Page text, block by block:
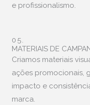
e profissionalismo.
05.
MATERIAIS DE
Criamos materiais
ações promocionais,
impacto e
marca.